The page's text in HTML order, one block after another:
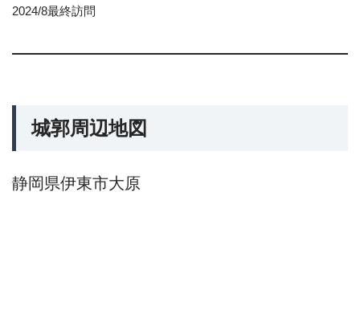
2024/8最終訪問
城郭周辺地図
静岡県伊東市大原